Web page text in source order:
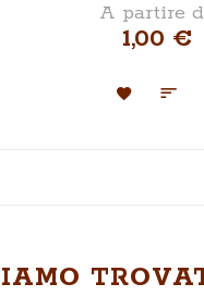
A partire
1,00 €
Aggiungi